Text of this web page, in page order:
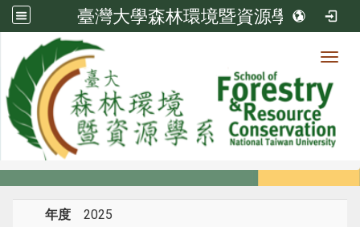
臺灣大學森林環境暨資源學系
系所成員
系所成員
年度 2025